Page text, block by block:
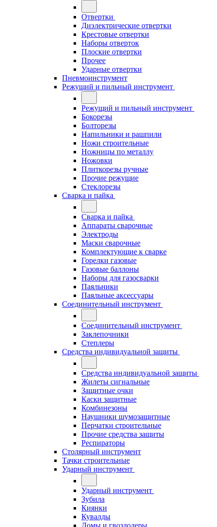
Отвертки
Диэлектрические отвертки
Крестовые отвертки
Наборы отверток
Плоские отвертки
Прочее
Ударные отвертки
Пневмоинструмент
Режущий и пильный инструмент
Режущий и пильный инструмент
Бокорезы
Болторезы
Напильники и рашпили
Ножи строительные
Ножницы по металлу
Ножовки
Плиткорезы ручные
Прочие режущие
Стеклорезы
Сварка и пайка
Сварка и пайка
Аппараты сварочные
Электроды
Маски сварочные
Комплектующие к сварке
Горелки газовые
Газовые баллоны
Наборы для газосварки
Паяльники
Паяльные аксессуары
Соединительный инструмент
Соединительный инструмент
Заклепочники
Степлеры
Средства индивидуальной защиты
Средства индивидуальной защиты
Жилеты сигнальные
Защитные очки
Каски защитные
Комбинезоны
Наушники шумозащитные
Перчатки строительные
Прочие средства защиты
Респираторы
Столярный инструмент
Тачки строительные
Ударный инструмент
Ударный инструмент
Зубила
Киянки
Кувалды
Ломы и гвоздодеры